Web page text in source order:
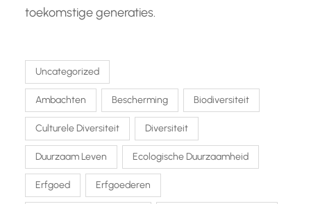
toekomstige generaties.
Uncategorized
Ambachten Bescherming Biodiversiteit
Culturele Diversiteit Diversiteit
Duurzaam Leven Ecologische Duurzaamheid
Erfgoed Erfgoederen